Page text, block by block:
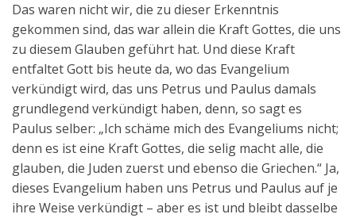
Das waren nicht wir, die zu dieser Erkenntnis
gekommen sind, das war allein die Kraft Gottes, die uns
zu diesem Glauben geführt hat. Und diese Kraft
entfaltet Gott bis heute da, wo das Evangelium
verkündigt wird, das uns Petrus und Paulus damals
grundlegend verkündigt haben, denn, so sagt es
Paulus selber: „Ich schäme mich des Evangeliums nicht;
denn es ist eine Kraft Gottes, die selig macht alle, die
glauben, die Juden zuerst und ebenso die Griechen.“ Ja,
dieses Evangelium haben uns Petrus und Paulus auf je
ihre Weise verkündigt – aber es ist und bleibt dasselbe